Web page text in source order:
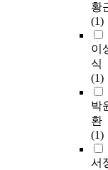
황
(1)
이
식
(1)
박
환
(1)
서